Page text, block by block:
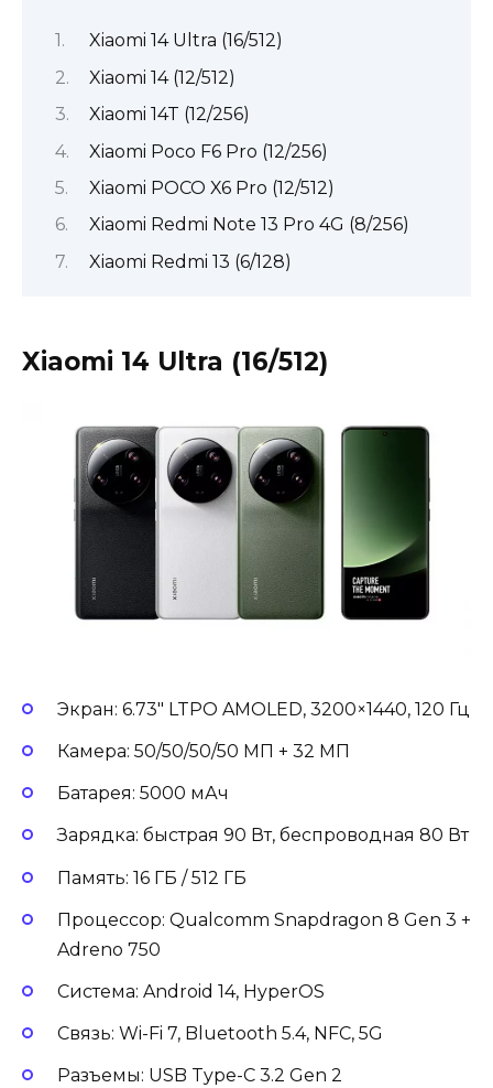
Xiaomi 14 Ultra (16/512)
Xiaomi 14 (12/512)
Xiaomi 14T (12/256)
Xiaomi Poco F6 Pro (12/256)
Xiaomi POCO X6 Pro (12/512)
Xiaomi Redmi Note 13 Pro 4G (8/256)
Xiaomi Redmi 13 (6/128)
Xiaomi 14 Ultra (16/512)
Экран: 6.73″ LTPO AMOLED, 3200×1440, 120 Гц
Камера: 50/50/50/50 МП + 32 МП
Батарея: 5000 мАч
Зарядка: быстрая 90 Вт, беспроводная 80 Вт
Память: 16 ГБ / 512 ГБ
Процессор: Qualcomm Snapdragon 8 Gen 3 +
Adreno 750
Система: Android 14, HyperOS
Связь: Wi-Fi 7, Bluetooth 5.4, NFC, 5G
Разъемы: USB Type-C 3.2 Gen 2